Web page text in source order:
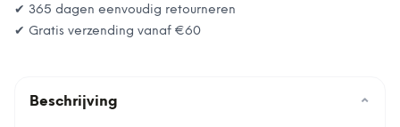
✔ 365 dagen eenvoudig retourneren
✔ Gratis verzending vanaf €60
Beschrijving ⌄